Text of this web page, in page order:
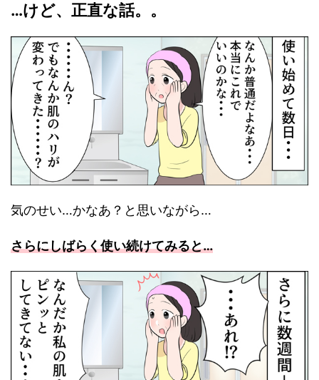
…けど、正直な話。。
気のせい…かなあ？と思いながら…
さらにしばらく使い続けてみると…